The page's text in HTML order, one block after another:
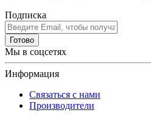
Подписка
Готово
Мы в соцсетях
Информация
Связаться с нами
Производители